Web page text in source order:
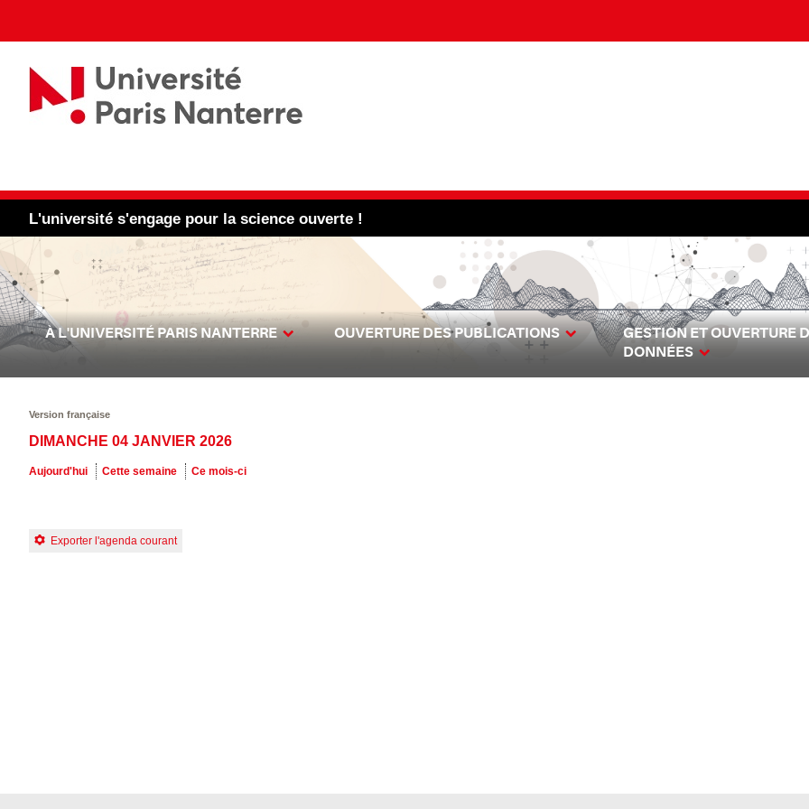
L'université s'engage pour la science ouverte !
À L'UNIVERSITÉ PARIS NANTERRE OUVERTURE DES PUBLICATIONS
GESTION ET OUVERTURE
DONNÉES
Version française
DIMANCHE 04 JANVIER 2026
Aujourd'hui Cette semaine Ce mois-ci
Exporter l'agenda courant